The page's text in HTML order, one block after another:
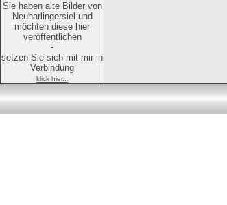
Sie haben alte Bilder von
Neuharlingersiel und
möchten diese hier
veröffentlichen
-
setzen Sie sich mit mir in
Verbindung
klick hier...